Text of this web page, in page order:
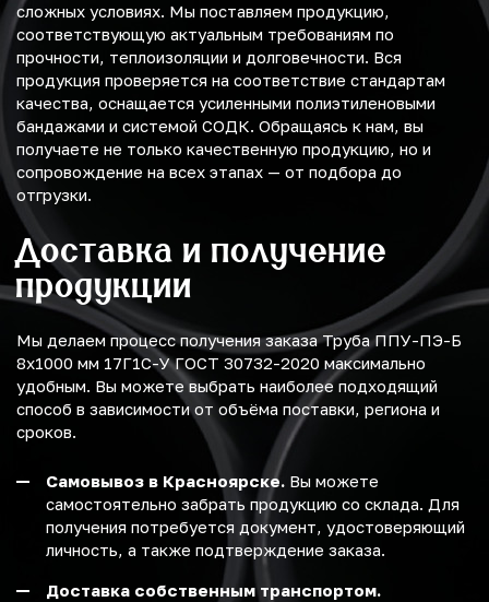
сложных условиях. Мы поставляем продукцию,
соответствующую актуальным требованиям по
прочности, теплоизоляции и долговечности. Вся
продукция проверяется на соответствие стандартам
качества, оснащается усиленными полиэтиленовыми
бандажами и системой СОДК. Обращаясь к нам, вы
получаете не только качественную продукцию, но и
сопровождение на всех этапах — от подбора до
отгрузки.
Доставка и получение
продукции
Мы делаем процесс получения заказа Труба ППУ-ПЭ-Б
8х1000 мм 17Г1С-У ГОСТ 30732-2020 максимально
удобным. Вы можете выбрать наиболее подходящий
способ в зависимости от объёма поставки, региона и
сроков.
Самовывоз в Красноярске. Вы можете
самостоятельно забрать продукцию со склада. Для
получения потребуется документ, удостоверяющий
личность, а также подтверждение заказа.
Доставка собственным транспортом.